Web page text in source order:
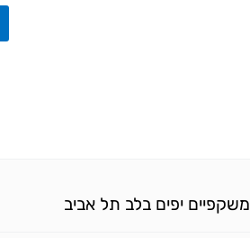
משקפיים יפים בלב תל אביב